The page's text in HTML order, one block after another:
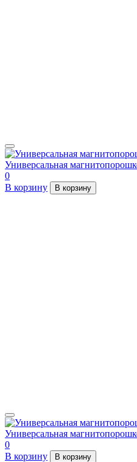
Универсальная
0
В корзину
В корзину
Универсальная
0
В корзину
В корзину